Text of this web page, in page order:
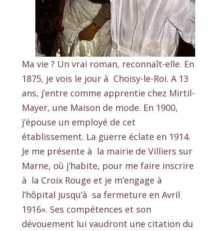
Ma vie ? Un vrai roman, reconnaît-elle. En
1875, je vois le jour à Choisy-le-Roi. A 13
ans, j’entre comme apprentie chez Mirtil-
Mayer, une Maison de mode. En 1900,
j’épouse un employé de cet
établissement. La guerre éclate en 1914.
Je me présente à la mairie de Villiers sur
Marne, où j’habite, pour me faire inscrire
à la Croix Rouge et je m’engage à
l’hôpital jusqu’à sa fermeture en Avril
1916». Ses compétences et son
dévouement lui vaudront une citation du